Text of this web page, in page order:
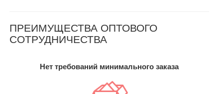
ПРЕИМУЩЕСТВА ОПТОВОГО
СОТРУДНИЧЕСТВА
Нет требований минимального заказа